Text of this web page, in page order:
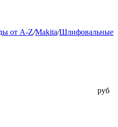
от A-Z/Makita/Шлифовальные
руб